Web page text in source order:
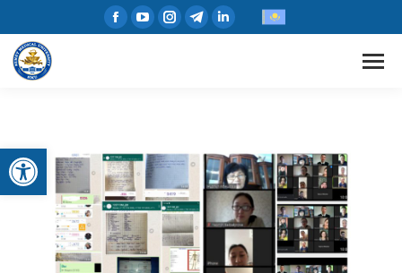
Open toolbar